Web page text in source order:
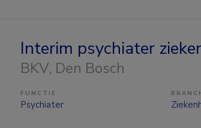
Interim psychiater
BKV, Den Bosch
FUNCTIE
Psychiater